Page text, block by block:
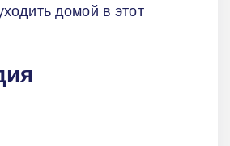
домой в этот